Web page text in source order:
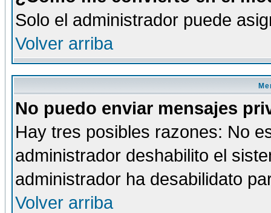
Solo el administrador puede
Volver arriba
No puedo enviar mensajes
Hay tres posibles razones: No
administrador deshabilito el
administrador ha desabilidato
Volver arriba